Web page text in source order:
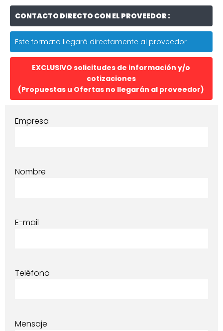
CONTACTO DIRECTO CON EL PROVEEDOR :
Este formato llegará directamente al proveedor
EXCLUSIVO solicitudes de información y/o
cotizaciones
(Propuestas u Ofertas no llegarán al proveedor)
Empresa
Nombre
E-mail
Teléfono
Mensaje